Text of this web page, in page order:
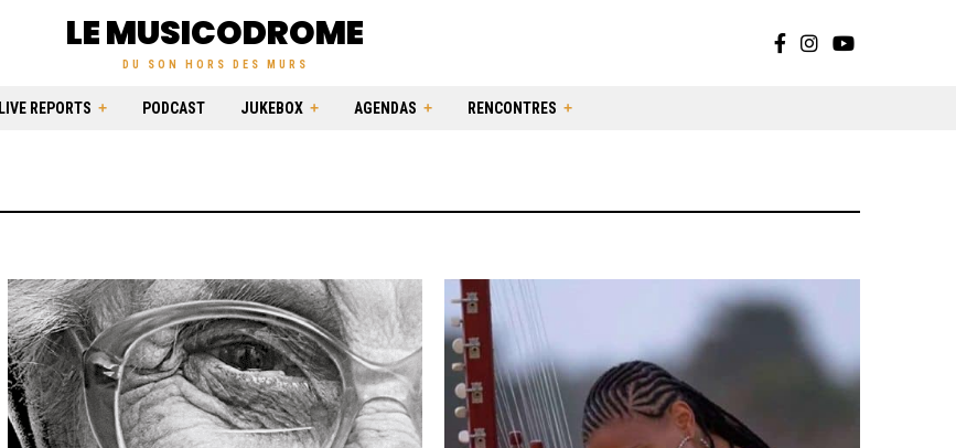
LE MUSICODROME
DU SON HORS DES MURS
LIVE REPORTS PODCAST JUKEBOX AGENDAS RENCONTRES